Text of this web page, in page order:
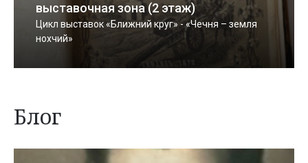
выставочная зона (2 этаж)
Цикл выставок «Ближний круг» - «Чечня – земля
нохчий»
Блог